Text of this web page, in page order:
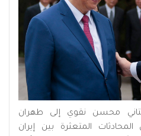
محسن نقوي إلى طهران
المتعثرة بين إيران